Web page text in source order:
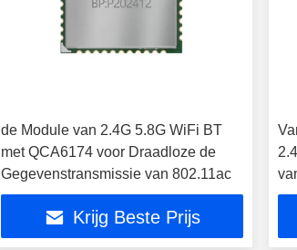
de Module van 2.4G 5.8G WiFi BT
met QCA6174 voor Draadloze de
Gegevenstransmissie van 802.11ac
Krijg Beste Prijs